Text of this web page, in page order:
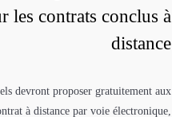
les contrats conclus à
distance
devront proposer gratuitement aux
à distance par voie électronique,